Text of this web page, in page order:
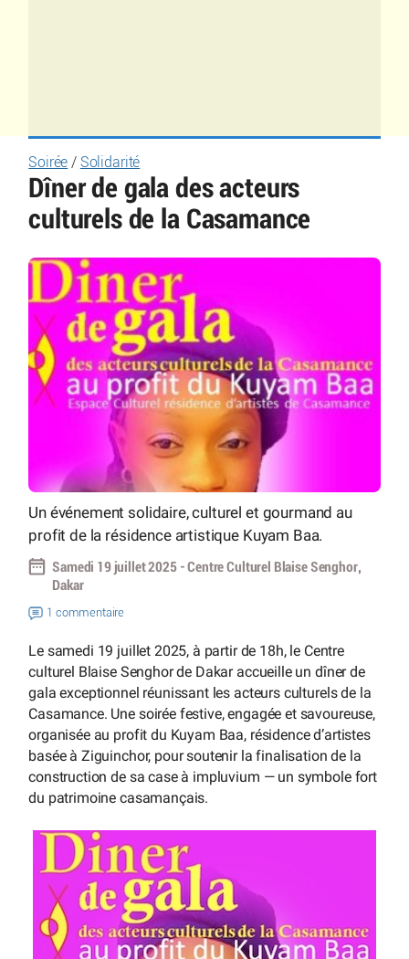
Soirée / Solidarité
Dîner de gala des acteurs
culturels de la Casamance
Un événement solidaire, culturel et gourmand au
profit de la résidence artistique Kuyam Baa.
Samedi 19 juillet 2025 - Centre Culturel Blaise Senghor,
Dakar
1 commentaire
Le samedi 19 juillet 2025, à partir de 18h, le Centre
culturel Blaise Senghor de Dakar accueille un dîner de
gala exceptionnel réunissant les acteurs culturels de la
Casamance. Une soirée festive, engagée et savoureuse,
organisée au profit du Kuyam Baa, résidence d’artistes
basée à Ziguinchor, pour soutenir la finalisation de la
construction de sa case à impluvium — un symbole fort
du patrimoine casamançais.